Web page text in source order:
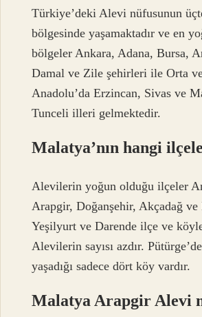
Türkiye’deki Alevi nüfusunun
bölgesinde yaşamaktadır ve en
bölgeler Ankara, Adana, Bursa,
Damal ve Zile şehirleri ile Orta
Anadolu’da Erzincan, Sivas ve
Tunceli illeri gelmektedir.
Malatya’nın hangi
Alevilerin yoğun olduğu ilçeler
Arapgir, Doğanşehir, Akçadağ ve
Yeşilyurt ve Darende ilçe ve
Alevilerin sayısı azdır.
yaşadığı sadece dört köy vardır.
Malatya Arapgir Alevi